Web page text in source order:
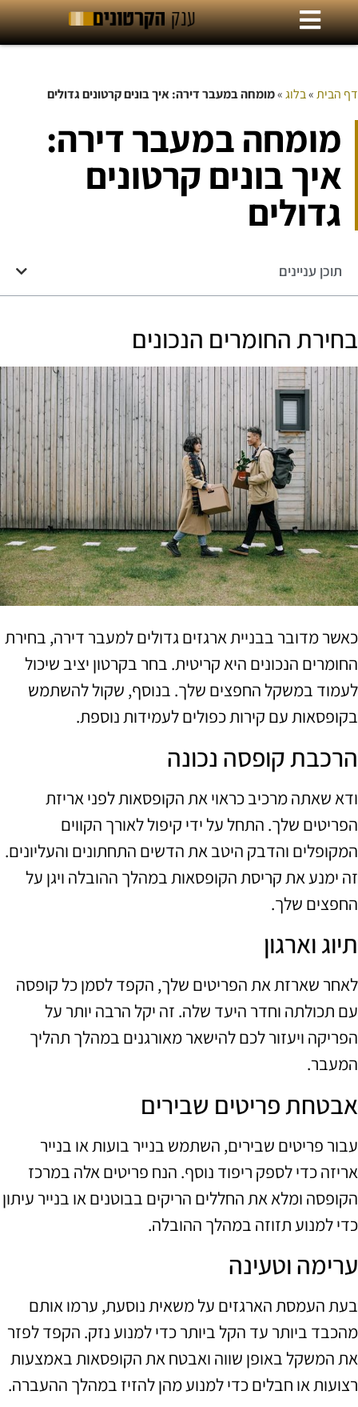
דף הבית»בלוג»מומחה במעבר דירה: איך בונים קרטונים גדולים
מומחה במעבר דירה:
איך בונים קרטונים
גדולים
תוכן עניינים
בחירת החומרים הנכונים
כאשר מדובר בבניית ארגזים גדולים למעבר דירה, בחירת
החומרים הנכונים היא קריטית. בחר בקרטון יציב שיכול
לעמוד במשקל החפצים שלך. בנוסף, שקול להשתמש
בקופסאות עם קירות כפולים לעמידות נוספת.
הרכבת קופסה נכונה
ודא שאתה מרכיב כראוי את הקופסאות לפני אריזת
הפריטים שלך. התחל על ידי קיפול לאורך הקווים
המקופלים והדבק היטב את הדשים התחתונים והעליונים.
זה ימנע את קריסת הקופסאות במהלך ההובלה ויגן על
החפצים שלך.
תיוג וארגון
לאחר שארזת את הפריטים שלך, הקפד לסמן כל קופסה
עם תכולתה וחדר היעד שלה. זה יקל הרבה יותר על
הפריקה ויעזור לכם להישאר מאורגנים במהלך תהליך
המעבר.
אבטחת פריטים שבירים
עבור פריטים שבירים, השתמש בנייר בועות או בנייר
אריזה כדי לספק ריפוד נוסף. הנח פריטים אלה במרכז
הקופסה ומלא את החללים הריקים בבוטנים או בנייר עיתון
כדי למנוע תזוזה במהלך ההובלה.
ערימה וטעינה
בעת העמסת הארגזים על משאית נוסעת, ערמו אותם
מהכבד ביותר עד הקל ביותר כדי למנוע נזק. הקפד לפזר
את המשקל באופן שווה ואבטח את הקופסאות באמצעות
רצועות או חבלים כדי למנוע מהן להזיז במהלך ההעברה.